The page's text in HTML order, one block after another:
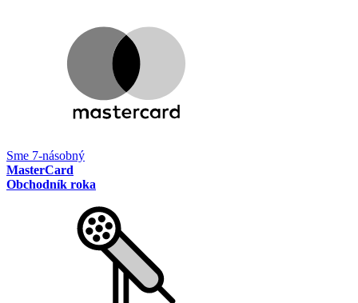
Sme 7-násobný
MasterCard
Obchodník roka